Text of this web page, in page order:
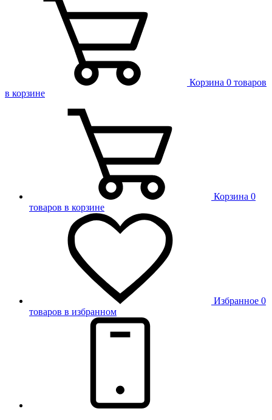
Корзина 0 товаров
в корзине
Корзина 0
товаров в корзине
Избранное 0
товаров в избранном